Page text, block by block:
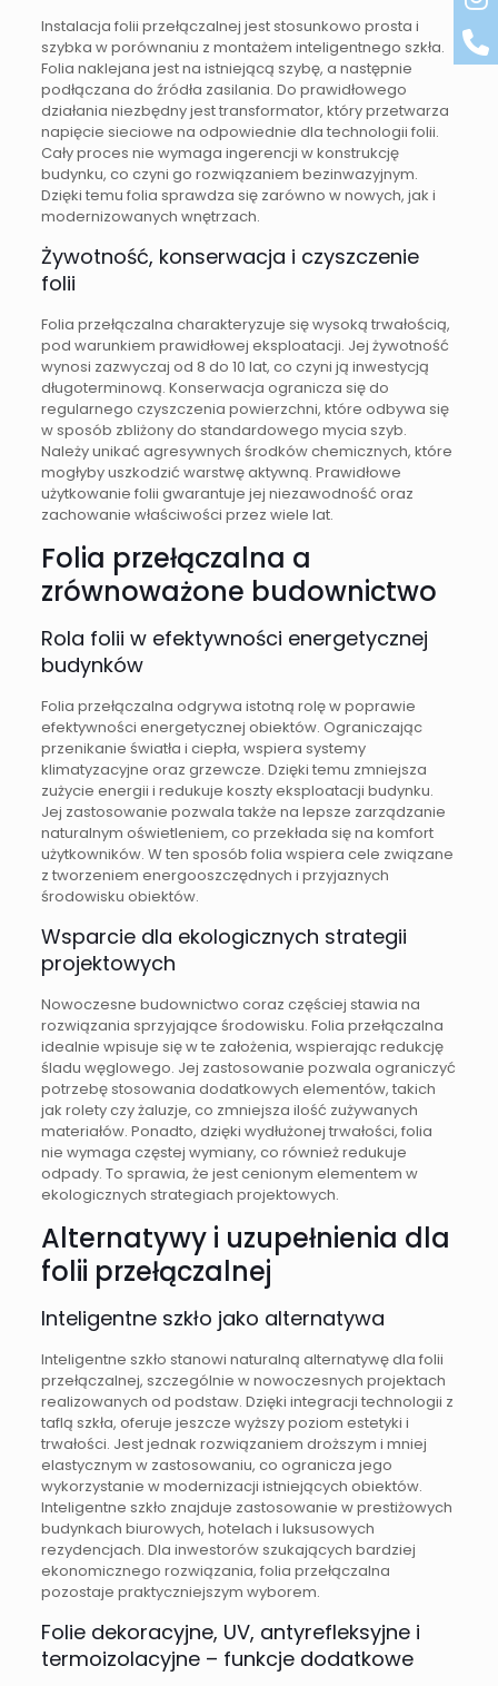
Instalacja folii przełączalnej jest stosunkowo prosta i
szybka w porównaniu z montażem inteligentnego szkła.
Folia naklejana jest na istniejącą szybę, a następnie
podłączana do źródła zasilania. Do prawidłowego
działania niezbędny jest transformator, który przetwarza
napięcie sieciowe na odpowiednie dla technologii folii.
Cały proces nie wymaga ingerencji w konstrukcję
budynku, co czyni go rozwiązaniem bezinwazyjnym.
Dzięki temu folia sprawdza się zarówno w nowych, jak i
modernizowanych wnętrzach.
Żywotność, konserwacja i czyszczenie
folii
Folia przełączalna charakteryzuje się wysoką trwałością,
pod warunkiem prawidłowej eksploatacji. Jej żywotność
wynosi zazwyczaj od 8 do 10 lat, co czyni ją inwestycją
długoterminową. Konserwacja ogranicza się do
regularnego czyszczenia powierzchni, które odbywa się
w sposób zbliżony do standardowego mycia szyb.
Należy unikać agresywnych środków chemicznych, które
mogłyby uszkodzić warstwę aktywną. Prawidłowe
użytkowanie folii gwarantuje jej niezawodność oraz
zachowanie właściwości przez wiele lat.
Folia przełączalna a
zrównoważone budownictwo
Rola folii w efektywności energetycznej
budynków
Folia przełączalna odgrywa istotną rolę w poprawie
efektywności energetycznej obiektów. Ograniczając
przenikanie światła i ciepła, wspiera systemy
klimatyzacyjne oraz grzewcze. Dzięki temu zmniejsza
zużycie energii i redukuje koszty eksploatacji budynku.
Jej zastosowanie pozwala także na lepsze zarządzanie
naturalnym oświetleniem, co przekłada się na komfort
użytkowników. W ten sposób folia wspiera cele związane
z tworzeniem energooszczędnych i przyjaznych
środowisku obiektów.
Wsparcie dla ekologicznych strategii
projektowych
Nowoczesne budownictwo coraz częściej stawia na
rozwiązania sprzyjające środowisku. Folia przełączalna
idealnie wpisuje się w te założenia, wspierając redukcję
śladu węglowego. Jej zastosowanie pozwala ograniczyć
potrzebę stosowania dodatkowych elementów, takich
jak rolety czy żaluzje, co zmniejsza ilość zużywanych
materiałów. Ponadto, dzięki wydłużonej trwałości, folia
nie wymaga częstej wymiany, co również redukuje
odpady. To sprawia, że jest cenionym elementem w
ekologicznych strategiach projektowych.
Alternatywy i uzupełnienia dla
folii przełączalnej
Inteligentne szkło jako alternatywa
Inteligentne szkło stanowi naturalną alternatywę dla folii
przełączalnej, szczególnie w nowoczesnych projektach
realizowanych od podstaw. Dzięki integracji technologii z
taflą szkła, oferuje jeszcze wyższy poziom estetyki i
trwałości. Jest jednak rozwiązaniem droższym i mniej
elastycznym w zastosowaniu, co ogranicza jego
wykorzystanie w modernizacji istniejących obiektów.
Inteligentne szkło znajduje zastosowanie w prestiżowych
budynkach biurowych, hotelach i luksusowych
rezydencjach. Dla inwestorów szukających bardziej
ekonomicznego rozwiązania, folia przełączalna
pozostaje praktyczniejszym wyborem.
Folie dekoracyjne, UV, antyrefleksyjne i
termoizolacyjne – funkcje dodatkowe